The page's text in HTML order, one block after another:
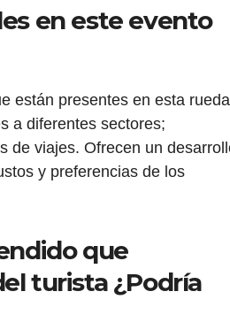
en este evento
están presentes en esta rueda
a diferentes sectores;
de viajes. Ofrecen un
y preferencias de los
que
turista ¿Podría